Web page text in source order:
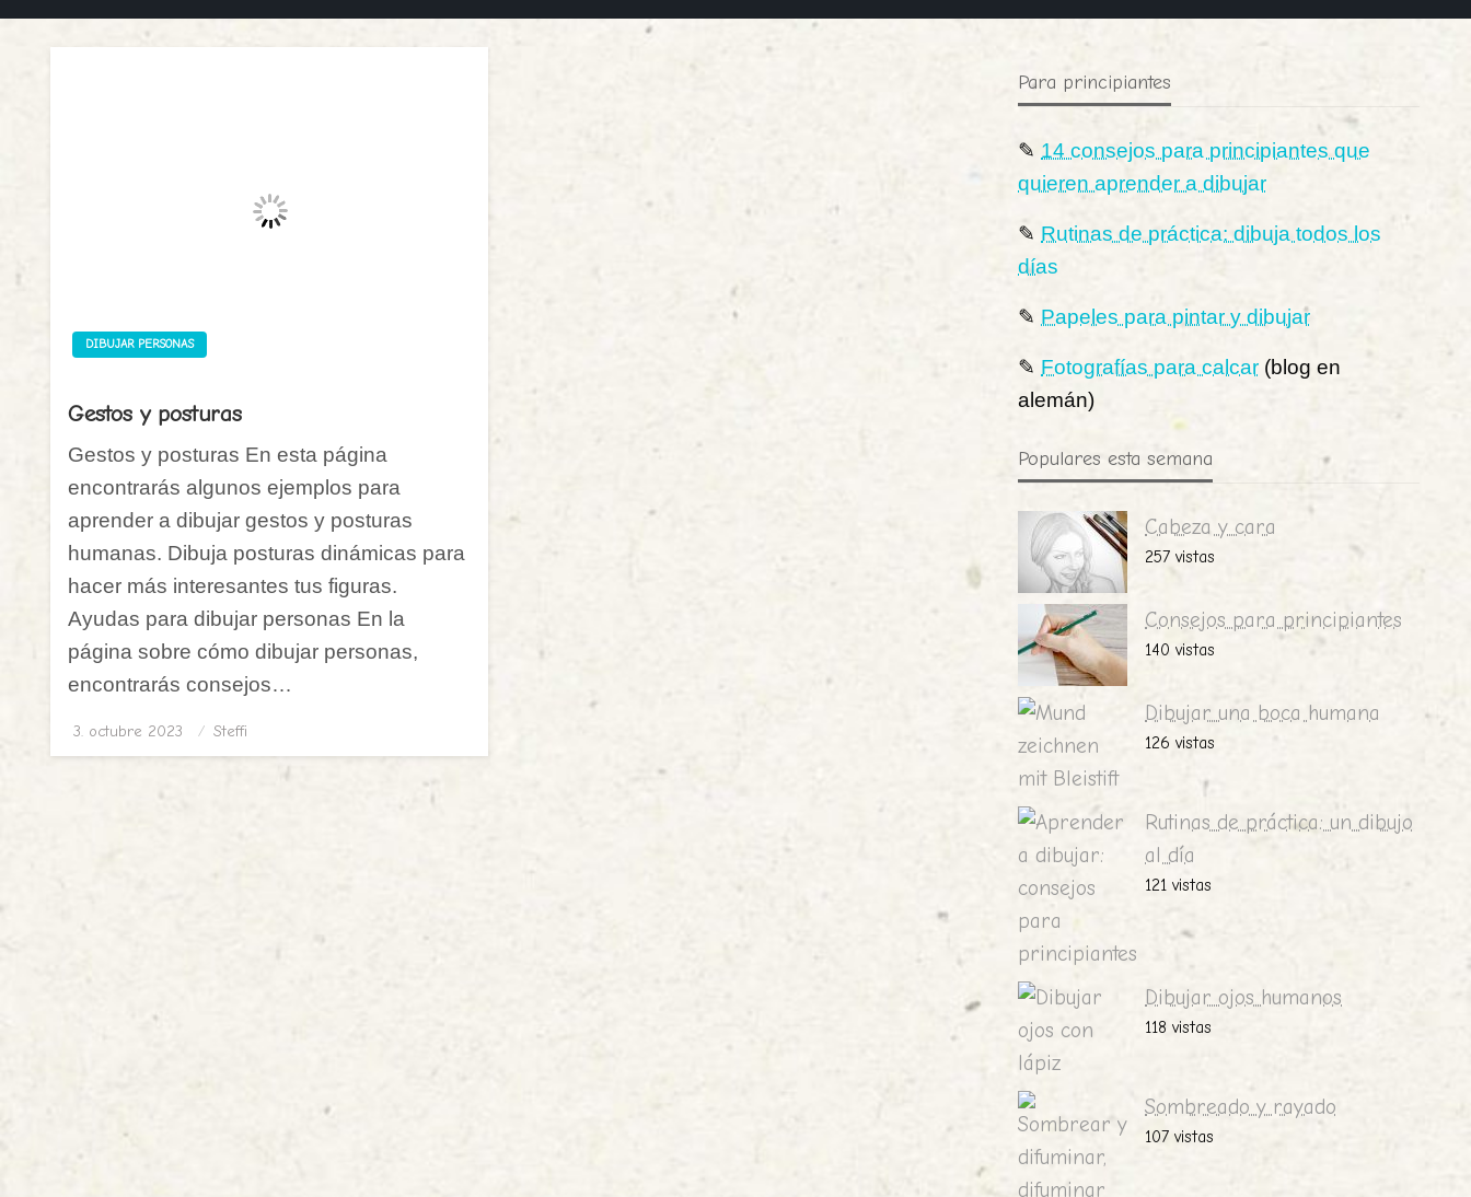
DIBUJAR PERSONAS
Gestos y posturas
Gestos y posturas En esta página
encontrarás algunos ejemplos para
aprender a dibujar gestos y posturas
humanas. Dibuja posturas dinámicas para
hacer más interesantes tus figuras.
Ayudas para dibujar personas En la
página sobre cómo dibujar personas,
encontrarás consejos…
Publicado
el
3. octubre 2023 Steffi
Para principiantes
✎ 14 consejos para principiantes que
quieren aprender a dibujar
✎ Rutinas de práctica: dibuja todos los
días
✎ Papeles para pintar y dibujar
✎ Fotografías para calcar (blog en
alemán)
Populares esta semana
Cabeza y cara
257 vistas
Consejos para principiantes
140 vistas
Dibujar una boca humana
126 vistas
Rutinas de práctica: un dibujo
al día
121 vistas
Dibujar ojos humanos
118 vistas
Sombreado y rayado
107 vistas